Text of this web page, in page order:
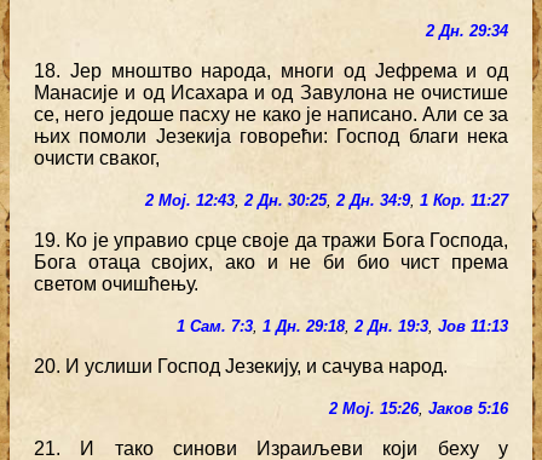
2 Дн. 29:34
18. Јер мноштво народа, многи од Јефрема и од
Манасије и од Исахара и од Завулона не очистише
се, него једоше пасху не како је написано. Али се за
њих помоли Језекија говорећи: Господ благи нека
очисти сваког,
2 Мој. 12:43,2 Дн. 30:25,2 Дн. 34:9, 1 Кор. 11:27
19. Ко је управио срце своје да тражи Бога Господа,
Бога отаца својих, ако и не би био чист према
светом очишћењу.
1 Сам. 7:3, 1 Дн. 29:18,2 Дн. 19:3, Јов 11:13
20. И услиши Господ Језекију, и сачува народ.
2 Мој. 15:26, Јаков 5:16
21. И тако синови Израиљеви који беху у